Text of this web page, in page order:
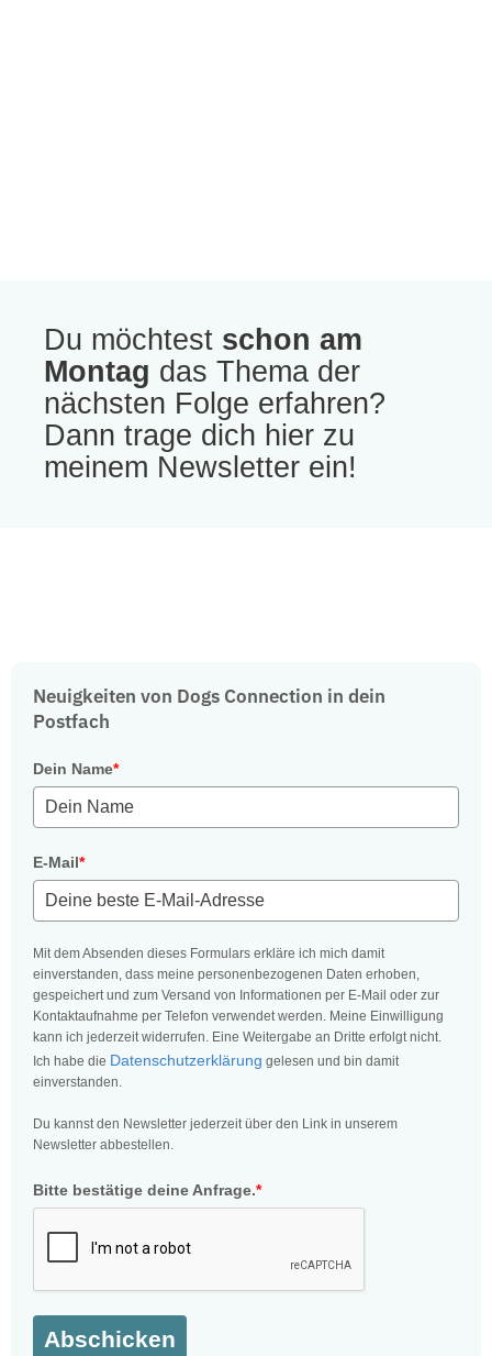
Du möchtest schon am
Montag das Thema der
nächsten Folge erfahren?
Dann trage dich hier zu
meinem Newsletter ein!
Neuigkeiten von Dogs Connection in dein
Postfach
Dein Name*
E-Mail*
Mit dem Absenden dieses Formulars erkläre ich mich damit
einverstanden, dass meine personenbezogenen Daten erhoben,
gespeichert und zum Versand von Informationen per E-Mail oder zur
Kontaktaufnahme per Telefon verwendet werden. Meine Einwilligung
kann ich jederzeit widerrufen. Eine Weitergabe an Dritte erfolgt nicht.
Ich habe die Datenschutzerklärung gelesen und bin damit
einverstanden.
Du kannst den Newsletter jederzeit über den Link in unserem
Newsletter abbestellen.
Bitte bestätige deine Anfrage.*
Abschicken